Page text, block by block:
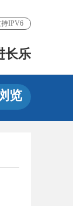
持IPV6
长乐
览